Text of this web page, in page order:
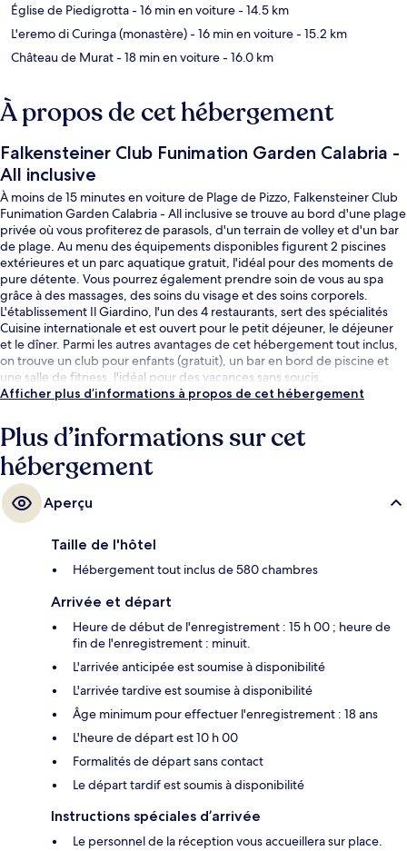
Église de Piedigrotta- 16 min en voiture- 14.5 km
L'eremo di Curinga (monastère)- 16 min en voiture- 15.2 km
Château de Murat- 18 min en voiture- 16.0 km
À propos de cet hébergement
Falkensteiner Club Funimation Garden Calabria -
All inclusive
À moins de 15 minutes en voiture de Plage de Pizzo, Falkensteiner Club
Funimation Garden Calabria - All inclusive se trouve au bord d'une plage
privée où vous profiterez de parasols, d'un terrain de volley et d'un bar
de plage. Au menu des équipements disponibles figurent 2 piscines
extérieures et un parc aquatique gratuit, l'idéal pour des moments de
pure détente. Vous pourrez également prendre soin de vous au spa
grâce à des massages, des soins du visage et des soins corporels.
L'établissement Il Giardino, l'un des 4 restaurants, sert des spécialités
Cuisine internationale et est ouvert pour le petit déjeuner, le déjeuner
et le dîner. Parmi les autres avantages de cet hébergement tout inclus,
on trouve un club pour enfants (gratuit), un bar en bord de piscine et
une salle de fitness, l'idéal pour des vacances sans soucis.
Afficher plus d’informations à propos de cet hébergement
Plus d’informations sur cet
hébergement
Aperçu
Taille de l'hôtel
Hébergement tout inclus de 580 chambres
Arrivée et départ
Heure de début de l'enregistrement : 15 h 00 ; heure de
fin de l'enregistrement : minuit.
L'arrivée anticipée est soumise à disponibilité
L'arrivée tardive est soumise à disponibilité
Âge minimum pour effectuer l'enregistrement : 18 ans
L'heure de départ est 10 h 00
Formalités de départ sans contact
Le départ tardif est soumis à disponibilité
Instructions spéciales d’arrivée
Le personnel de la réception vous accueillera sur place.